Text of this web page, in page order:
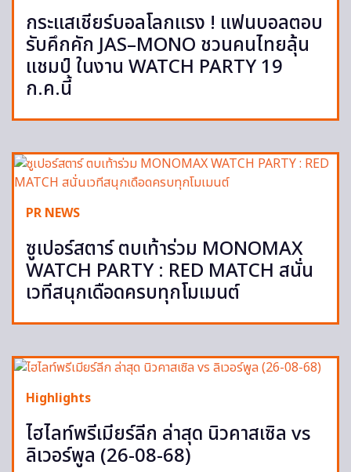
กระแสเชียร์บอลโลกแรง ! แฟนบอลตอบ
รับคึกคัก JAS–MONO ชวนคนไทยลุ้น
แชมป์ ในงาน WATCH PARTY 19
ก.ค.นี้
PR NEWS
ซูเปอร์สตาร์ ตบเท้าร่วม MONOMAX
WATCH PARTY : RED MATCH สนั่น
เวทีสนุกเดือดครบทุกโมเมนต์
Highlights
ไฮไลท์พรีเมียร์ลีก ล่าสุด นิวคาสเซิล vs
ลิเวอร์พูล (26-08-68)